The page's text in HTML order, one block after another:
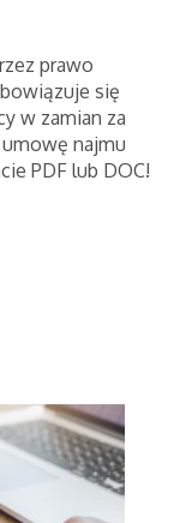
prawo
się
w zamian za
najmu
PDF lub DOC!